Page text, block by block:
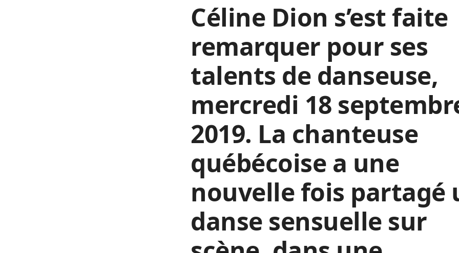
Céline Dion s’est faite
remarquer pour ses
talents de danseuse,
mercredi 18
2019. La chanteuse
québécoise a une
nouvelle fois partagé
danse sensuelle sur